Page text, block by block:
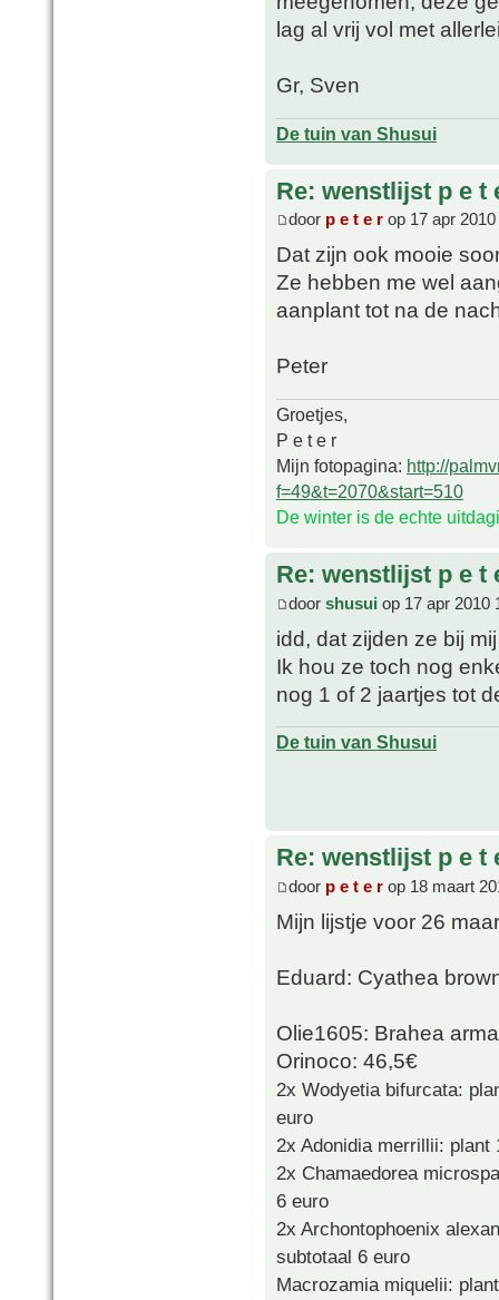
lag al vrij vol met
Gr, Sven
De tuin van Shusui
Re: wenstlijst p e t
door p e t e r op 17 apr
Dat zijn ook mooie
Ze hebben me wel
aanplant tot na de
Peter
Groetjes,
P e t e r
Mijn fotopagina: http://
f=49&t=2070&start=510
De winter is de echte
Re: wenstlijst p e t
door shusui op 17 apr 2010
idd, dat zijden ze bij
Ik hou ze toch nog
nog 1 of 2 jaartjes tot
De tuin van Shusui
Re: wenstlijst p e t
door p e t e r op 18 maart
Mijn lijstje voor 26
Eduard: Cyathea
Olie1605: Brahea
Orinoco: 46,5€
2x Wodyetia bifurcata:
euro
2x Adonidia merrillii:
2x Chamaedorea
6 euro
2x Archontophoenix
subtotaal 6 euro
Macrozamia miquelii: